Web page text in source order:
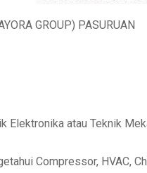
GROUP) PASURUAN
Elektronika atau Teknik
Compressor, HVAC,